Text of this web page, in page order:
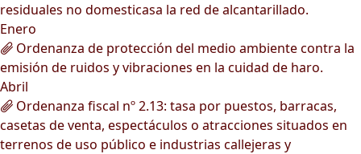
residuales no domesticasa la red de alcantarillado.
Enero
Ordenanza de protección del medio ambiente contra la
emisión de ruidos y vibraciones en la cuidad de haro.
Abril
Ordenanza fiscal nº 2.13: tasa por puestos, barracas,
casetas de venta, espectáculos o atracciones situados en
terrenos de uso público e industrias callejeras y